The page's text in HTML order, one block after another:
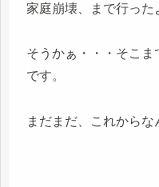
家庭崩壊、まで行った
そうかぁ・・・そこ
です。
まだまだ、これからな